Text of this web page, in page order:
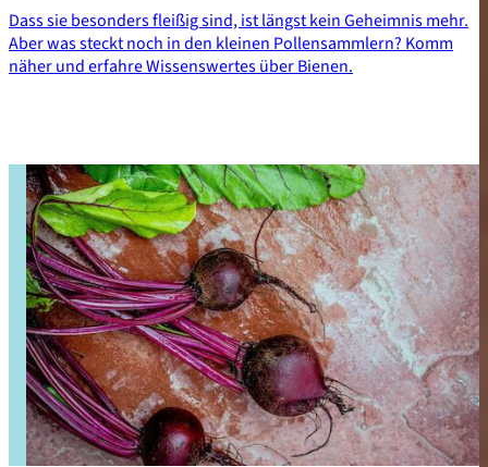
Dass sie besonders fleißig sind, ist längst kein Geheimnis mehr.
Aber was steckt noch in den kleinen Pollensammlern? Komm
näher und erfahre Wissenswertes über Bienen.